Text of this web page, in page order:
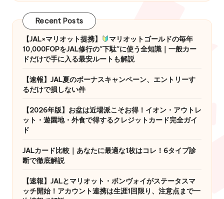
Recent Posts
【JAL×マリオット提携】
マリオットゴールドの毎年
10,000FOPをJAL修行の”下駄”に使う全知識｜一般カー
ドだけで手に入る最安ルートも解説
【速報】JAL夏のボーナスキャンペーン、エントリーす
るだけで損しない件
【2026年版】お盆は近場派こそお得！イオン・アウトレ
ット・遊園地・外食で得するクレジットカード完全ガイ
ド
JALカード比較｜あなたに最適な1枚はコレ！6タイプ診
断で徹底解説
【速報】JALとマリオット・ボンヴォイがステータスマ
ッチ開始！アカウント連携は生涯1回限り、注意点まで一